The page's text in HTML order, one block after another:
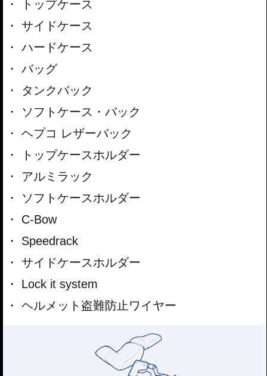
トップケース
サイドケース
ハードケース
バッグ
タンクバック
ソフトケース・バック
ヘプコ レザーバック
トップケースホルダー
アルミラック
ソフトケースホルダー
C-Bow
Speedrack
サイドケースホルダー
Lock it system
ヘルメット盗難防止ワイヤー